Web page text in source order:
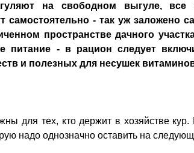
на свободном выгуле, все
самостоятельно - так уж заложено
пространстве дачного
питание - в рацион следует
и полезных для несушек
для тех, кто держит в хозяйстве кур.
надо однозначно оставить на